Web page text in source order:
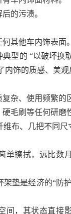
的污渍。
其他车内饰表面。
型的 “以破坏换
内饰的质感、美
杂、使用频繁的
毛刷等任何研磨
布、几把不同
单擦拭，远比数
垫是经济的“防
间，其状态直接